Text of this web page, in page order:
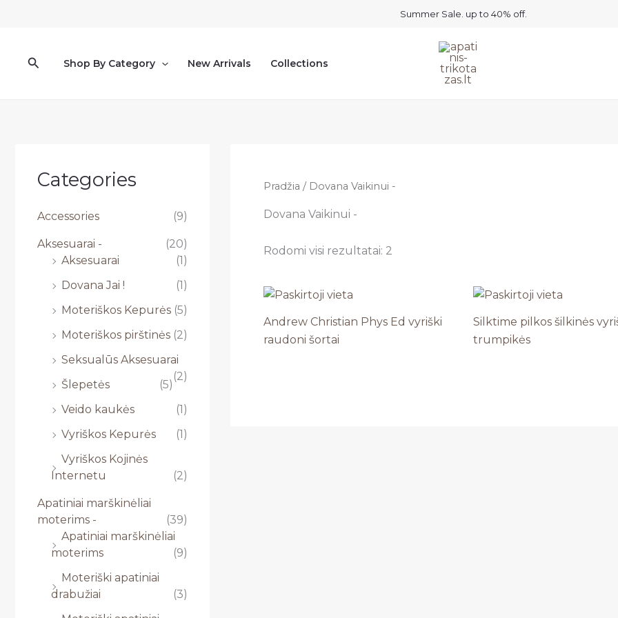
Summer Sale. up to 40% off.
PaieškaShop By Category New Arrivals Collections
Categories
Accessories (9)
Aksesuarai -
(20)
Aksesuarai
(1)
Dovana Jai !
(1)
Moteriškos Kepurės (5)
Moteriškos pirštinės (2)
Seksualūs Aksesuarai
(2)
Šlepetės
(5)
Veido kaukės
(1)
Vyriškos Kepurės
(1)
Vyriškos Kojinės
Internetu
(2)
Apatiniai marškinėliai
moterims -
(39)
Apatiniai marškinėliai
moterims
(9)
Moteriški apatiniai
drabužiai
(3)
Pradžia / Dovana Vaikinui -
Dovana Vaikinui -
Rodomi visi rezultatai: 2
Andrew Christian Phys Ed vyriški
raudoni šortai
Silktime pilkos šilkinės
trumpikės